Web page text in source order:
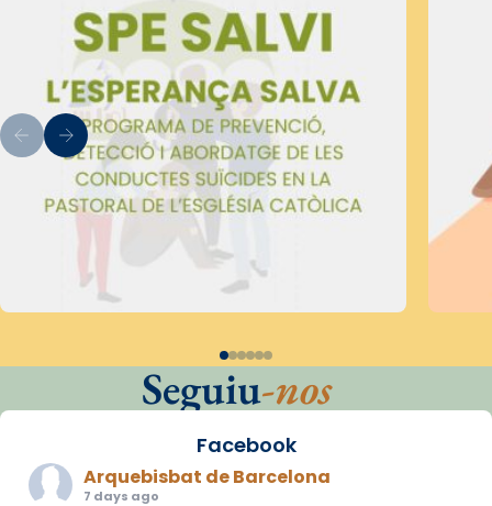
Seguiu-nos
Facebook
Arquebisbat de Barcelona
7 days ago